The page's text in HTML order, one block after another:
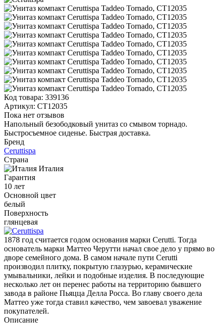
Код товара: 339136
Артикул: CT12035
Пока нет отзывов
Напольный безободковый унитаз со смывом торнадо.
Быстросъемное сиденье. Быстрая доставка.
Бренд
Ceruttispa
Страна
Италия
Гарантия
10 лет
Основной цвет
белый
Поверхность
глянцевая
1878 год считается годом основания марки Cerutti. Тогда
основатель марки Маттео Черутти начал свое дело у прямо во
дворе семейного дома. В самом начале пути Cerutti
производил плитку, покрытую глазурью, керамические
умывальники, лейки и подобные изделия. В последующие
несколько лет он перенес работы на территорию бывшего
завода в районе Пьяцца Делла Росса. Во главу своего дела
Маттео уже тогда ставил качество, чем завоевал уважение
покупателей.
Описание